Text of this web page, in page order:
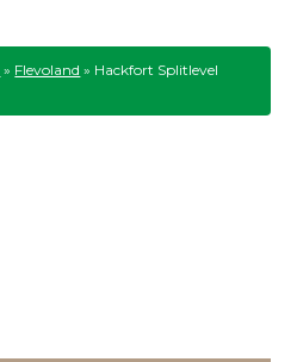
» Flevoland » Hackfort Splitlevel